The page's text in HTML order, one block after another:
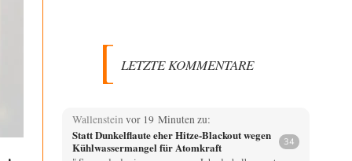
LETZTE KOMMENTARE
Wallenstein vor 19 Minuten zu:
Statt Dunkelflaute eher Hitze-Blackout wegen
Kühlwassermangel für Atomkraft
34